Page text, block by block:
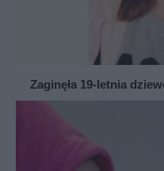
Zaginęła 19-letnia